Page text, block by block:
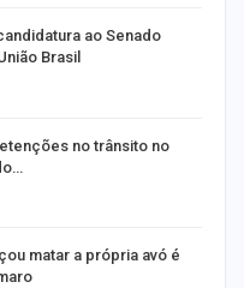
ao Senado
Brasil
no trânsito no
matar a própria avó é